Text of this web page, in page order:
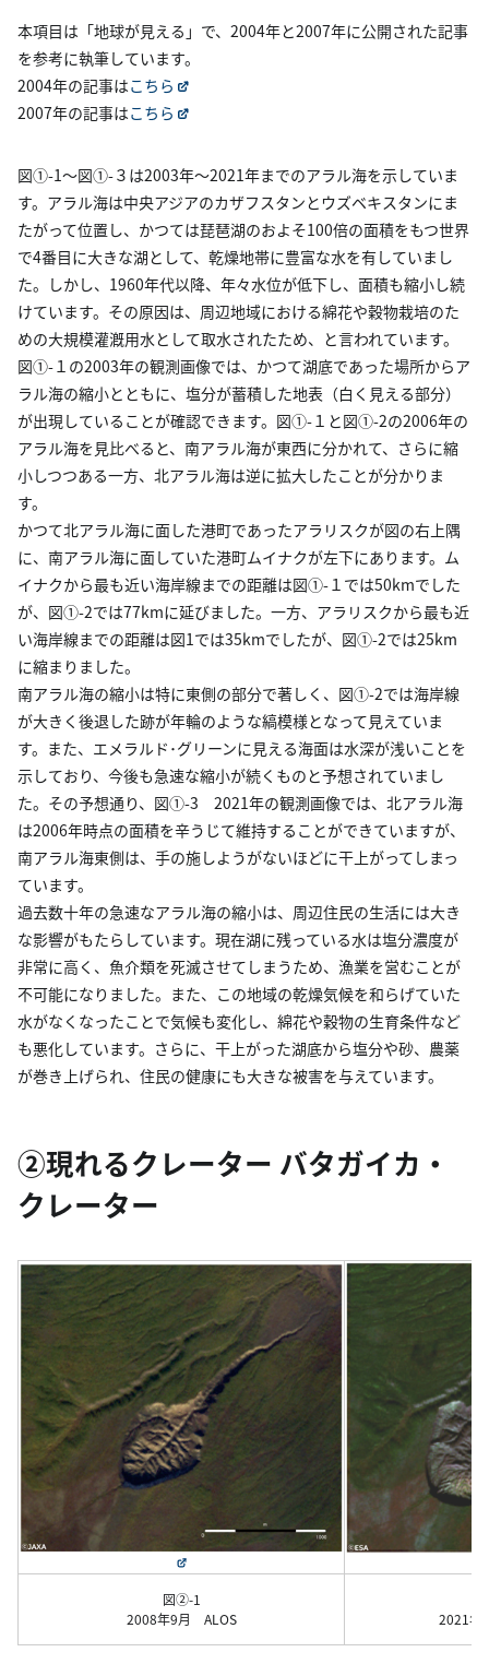
本項目は「地球が見える」で、2004年と2007年に公開された記事
を参考に執筆しています。
2004年の記事はこちら
2007年の記事はこちら
図①-1～図①-３は2003年～2021年までのアラル海を示していま
す。アラル海は中央アジアのカザフスタンとウズベキスタンにま
たがって位置し、かつては琵琶湖のおよそ100倍の面積をもつ世界
で4番目に大きな湖として、乾燥地帯に豊富な水を有していまし
た。しかし、1960年代以降、年々水位が低下し、面積も縮小し続
けています。その原因は、周辺地域における綿花や穀物栽培のた
めの大規模灌漑用水として取水されたため、と言われています。
図①-１の2003年の観測画像では、かつて湖底であった場所からア
ラル海の縮小とともに、塩分が蓄積した地表（白く見える部分）
が出現していることが確認できます。図①-１と図①-2の2006年の
アラル海を見比べると、南アラル海が東西に分かれて、さらに縮
小しつつある一方、北アラル海は逆に拡大したことが分かりま
す。
かつて北アラル海に面した港町であったアラリスクが図の右上隅
に、南アラル海に面していた港町ムイナクが左下にあります。ム
イナクから最も近い海岸線までの距離は図①-１では50kmでした
が、図①-2では77kmに延びました。一方、アラリスクから最も近
い海岸線までの距離は図1では35kmでしたが、図①-2では25km
に縮まりました。
南アラル海の縮小は特に東側の部分で著しく、図①-2では海岸線
が大きく後退した跡が年輪のような縞模様となって見えていま
す。また、エメラルド･グリーンに見える海面は水深が浅いことを
示しており、今後も急速な縮小が続くものと予想されていまし
た。その予想通り、図①-3 2021年の観測画像では、北アラル海
は2006年時点の面積を辛うじて維持することができていますが、
南アラル海東側は、手の施しようがないほどに干上がってしまっ
ています。
過去数十年の急速なアラル海の縮小は、周辺住民の生活には大き
な影響がもたらしています。現在湖に残っている水は塩分濃度が
非常に高く、魚介類を死滅させてしまうため、漁業を営むことが
不可能になりました。また、この地域の乾燥気候を和らげていた
水がなくなったことで気候も変化し、綿花や穀物の生育条件など
も悪化しています。さらに、干上がった湖底から塩分や砂、農薬
が巻き上げられ、住民の健康にも大きな被害を与えています。
②現れるクレーター バタガイカ・
クレーター
図②-1
2008年9月 ALOS
2021